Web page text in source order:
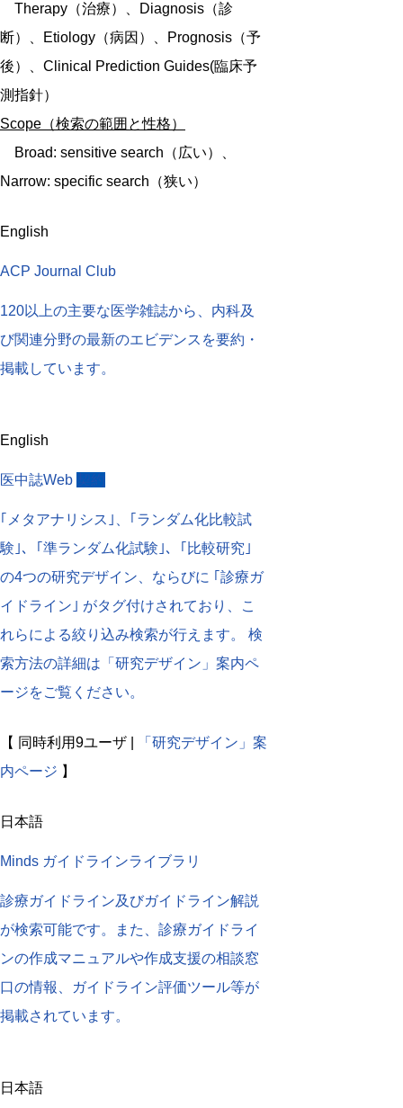
Therapy（治療）、Diagnosis（診
断）、Etiology（病因）、Prognosis（予
後）、Clinical Prediction Guides(臨床予
測指針）
Scope（検索の範囲と性格）
Broad: sensitive search（広い）、
Narrow: specific search（狭い）
English
ACP Journal Club
120以上の主要な医学雑誌から、内科及
び関連分野の最新のエビデンスを要約・
掲載しています。
English
医中誌Web 契約
｢メタアナリシス｣、｢ランダム化比較試
験｣、｢準ランダム化試験｣、｢比較研究｣
の4つの研究デザイン、ならびに ｢診療ガ
イドライン｣ がタグ付けされており、こ
れらによる絞り込み検索が行えます。 検
索方法の詳細は「研究デザイン」案内ペ
ージをご覧ください。
【 同時利用9ユーザ |
「研究デザイン」案
内ページ 】
日本語
Minds ガイドラインライブラリ
診療ガイドライン及びガイドライン解説
が検索可能です。また、診療ガイドライ
ンの作成マニュアルや作成支援の相談窓
口の情報、ガイドライン評価ツール等が
掲載されています。
日本語